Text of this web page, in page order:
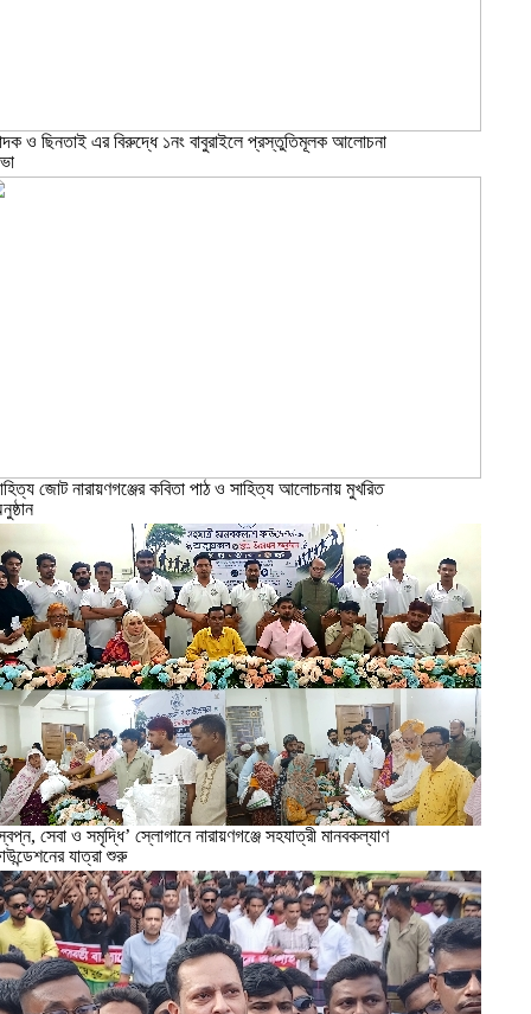
ও ছিনতাই এর বিরুদ্ধে ১নং বাবুরাইলে প্রস্তুতিমূলক আলোচনা
জোট নারায়ণগঞ্জের কবিতা পাঠ ও সাহিত্য আলোচনায় মুখরিত
সেবা ও সমৃদ্ধি’ স্লোগানে নারায়ণগঞ্জে সহযাত্রী মানবকল্যাণ
যাত্রা শুরু